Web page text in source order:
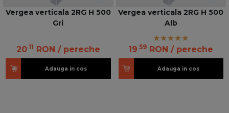
Vergea verticala 2RG H 500
Gri
2011 RON / pereche
Adauga in cos
Vergea verticala 2RG H 500
Alb
19 59 RON / pereche
Adauga in cos